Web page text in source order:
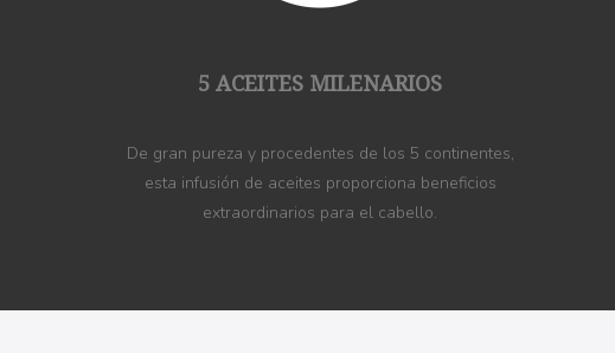
5 ACEITES MILENARIOS
De gran pureza y procedentes de los 5 continentes,
esta infusión de aceites proporciona beneficios
extraordinarios para el cabello.